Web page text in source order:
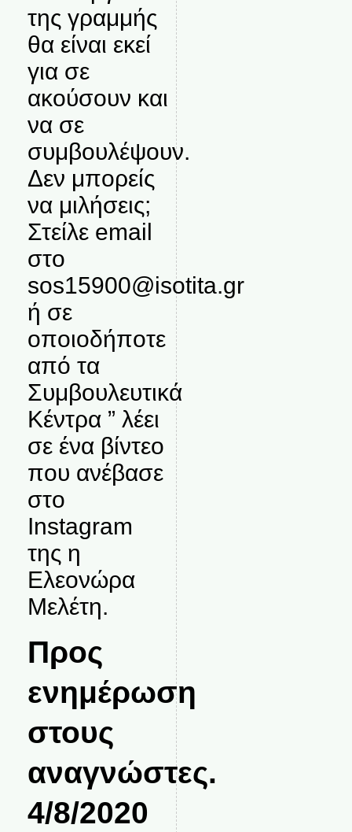
της γραμμής
θα είναι εκεί
για σε
ακούσουν και
να σε
συμβουλέψουν.
Δεν μπορείς
να μιλήσεις;
Στείλε email
στο
sos15900@isotita.gr
ή σε
οποιοδήποτε
από τα
Συμβουλευτικά
Κέντρα ” λέει
σε ένα βίντεο
που ανέβασε
στο
Instagram
της η
Ελεονώρα
Μελέτη.
Προς
ενημέρωση
στους
αναγνώστες.
4/8/2020